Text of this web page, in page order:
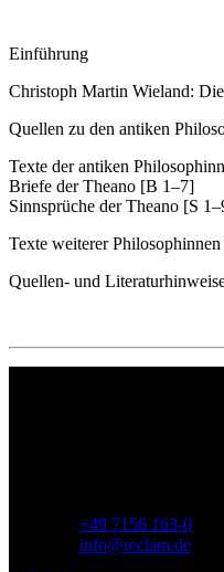
Einführung
Christoph Martin Wieland:
Quellen zu den antiken
Texte der antiken
Briefe der Theano [B 1–7]
Sinnsprüche der Theano [S
Texte weiterer
Quellen- und
+49 7156 163-0
info@reclam.de